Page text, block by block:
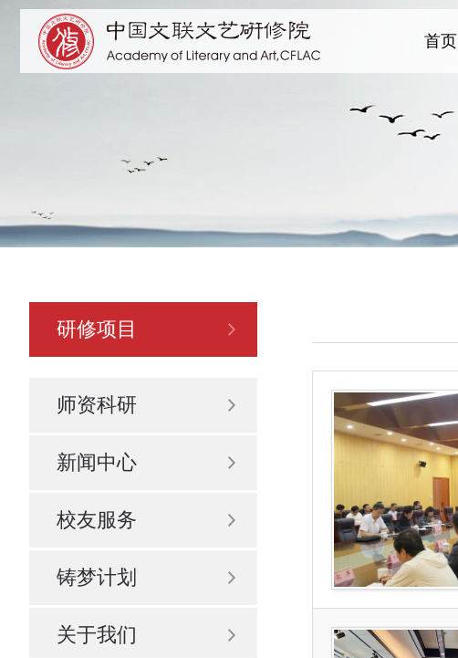
首页
研修项目
师资科研
新闻中心
校友服务
铸梦计划
关于我们